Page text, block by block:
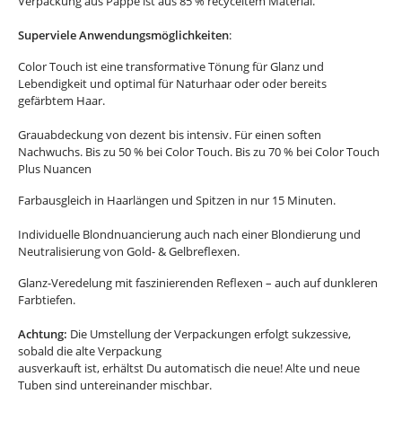
Superviele Anwendungsmöglichkeiten:
Color Touch ist eine transformative Tönung für Glanz und
Lebendigkeit und optimal für Naturhaar oder oder bereits
gefärbtem Haar.
Grauabdeckung von dezent bis intensiv. Für einen soften
Nachwuchs. Bis zu 50 % bei Color Touch. Bis zu 70 % bei Color Touch
Plus Nuancen
Farbausgleich in Haarlängen und Spitzen in nur 15 Minuten.
Individuelle Blondnuancierung auch nach einer Blondierung und
Neutralisierung von Gold- & Gelbreflexen.
Glanz-Veredelung mit faszinierenden Reflexen – auch auf dunkleren
Farbtiefen.
Achtung: Die Umstellung der Verpackungen erfolgt sukzessive,
sobald die alte Verpackung
ausverkauft ist, erhältst Du automatisch die neue! Alte und neue
Tuben sind untereinander mischbar.